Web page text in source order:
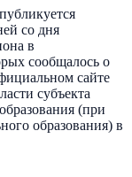
со дня
в
сообщалось о
сайте
субъекта
(при
образования) в